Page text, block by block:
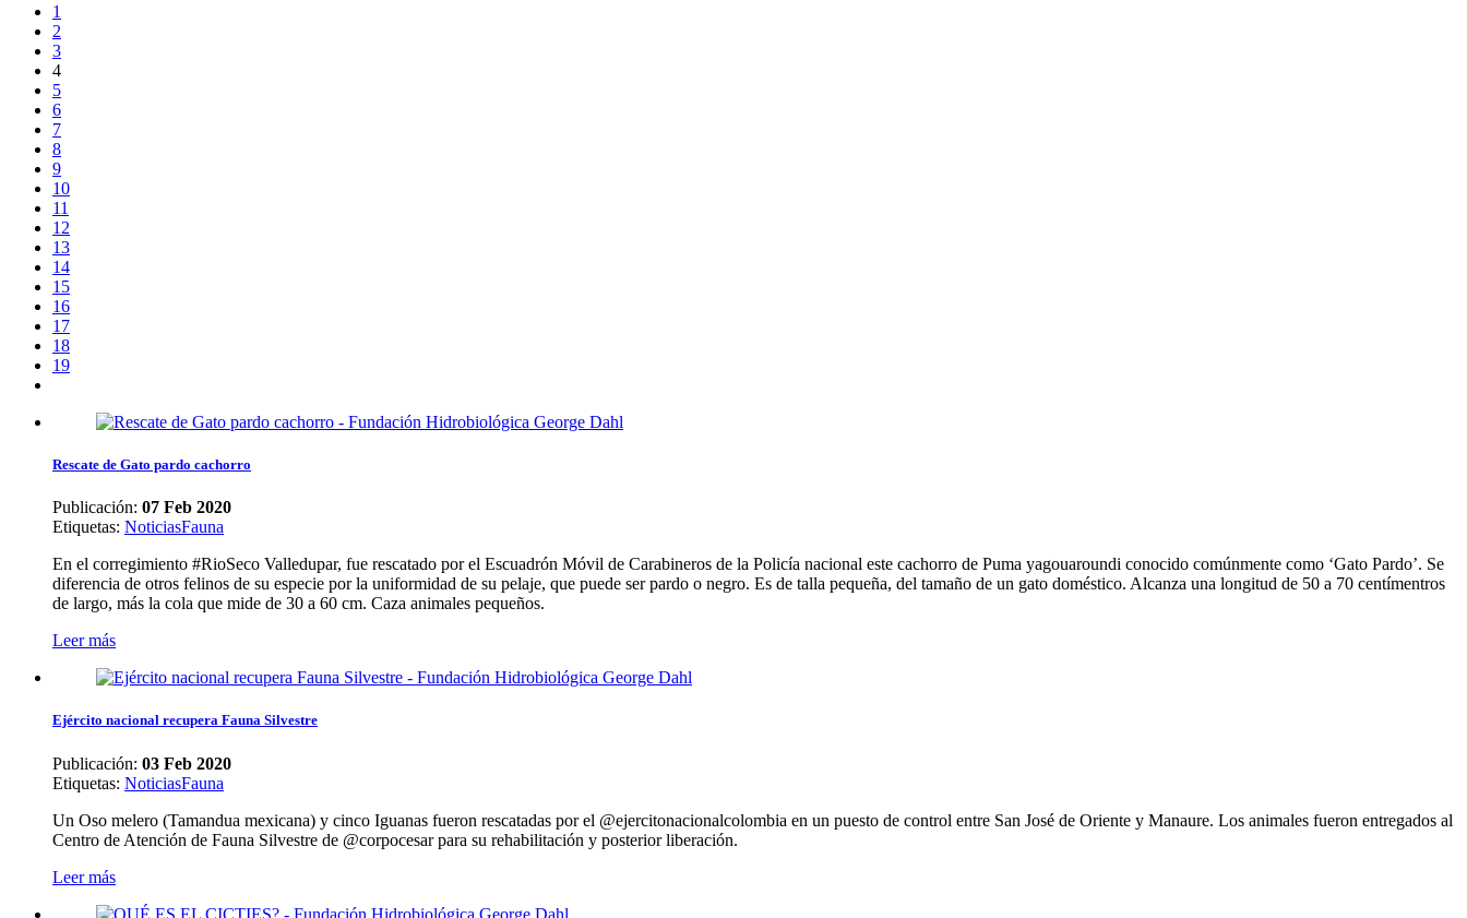
1
2
3
4
5
6
7
8
9
10
11
12
13
14
15
16
17
18
19
Rescate de Gato pardo cachorro
Publicación: 07 Feb 2020
Etiquetas: NoticiasFauna
En el corregimiento #RioSeco Valledupar, fue rescatado por el Escuadrón Móvil de Carabineros de la Policía nacional este cachorro de Puma yagouaroundi conocido comúnmente como ‘Gato Pardo’. Se
diferencia de otros felinos de su especie por la uniformidad de su pelaje, que puede ser pardo o negro. Es de talla pequeña, del tamaño de un gato doméstico. Alcanza una longitud de 50 a 70 centímentros
de largo, más la cola que mide de 30 a 60 cm. Caza animales pequeños.
Leer más
Ejército nacional recupera Fauna Silvestre
Publicación: 03 Feb 2020
Etiquetas: NoticiasFauna
Un Oso melero (Tamandua mexicana) y cinco Iguanas fueron rescatadas por el @ejercitonacionalcolombia en un puesto de control entre San José de Oriente y Manaure. Los animales fueron entregados al
Centro de Atención de Fauna Silvestre de @corpocesar para su rehabilitación y posterior liberación.
Leer más